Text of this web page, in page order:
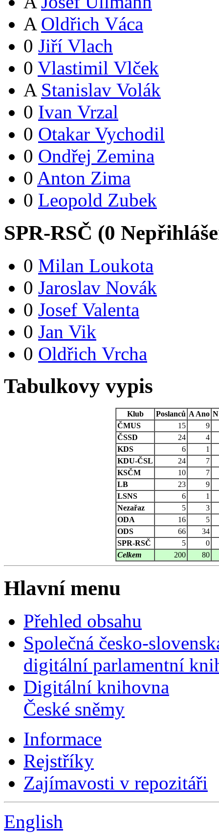
A Oldřich Váca
0 Jiří Vlach
0 Vlastimil Vlček
A Stanislav Volák
0 Ivan Vrzal
0 Otakar Vychodil
0 Ondřej Zemina
0 Anton Zima
0 Leopold Zubek
SPR-RSČ (0
0 Milan Loukota
0 Jaroslav Novák
0 Josef Valenta
0 Jan Vik
0 Oldřich Vrcha
Tabulkovy vypis
Klub Poslanců A Ano N
ČMUS
15
9
ČSSD
24
4
KDS
6
1
KDU-ČSL
24
7
KSČM
10
7
LB
23
9
LSNS
6
1
Nezařaz
5
3
ODA
16
5
ODS
66
34
SPR-RSČ
5
0
Celkem
200 80
Hlavní menu
Přehled obsahu
Společná česko-
digitální parlamentní
Digitální knihovna
České sněmy
Informace
Rejstříky
Zajímavosti v repozitáři
English